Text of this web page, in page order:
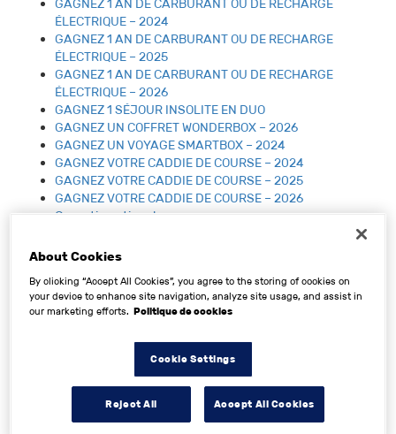
GAGNEZ 1 AN DE CARBURANT OU DE RECHARGE
ÉLECTRIQUE – 2024
GAGNEZ 1 AN DE CARBURANT OU DE RECHARGE
ÉLECTRIQUE – 2025
GAGNEZ 1 AN DE CARBURANT OU DE RECHARGE
ÉLECTRIQUE – 2026
GAGNEZ 1 SÉJOUR INSOLITE EN DUO
GAGNEZ UN COFFRET WONDERBOX – 2026
GAGNEZ UN VOYAGE SMARTBOX – 2024
GAGNEZ VOTRE CADDIE DE COURSE – 2024
GAGNEZ VOTRE CADDIE DE COURSE – 2025
GAGNEZ VOTRE CADDIE DE COURSE – 2026
Garantie nationale
Grand Jeu Top Garage Classic – Jusqu’à 3 000 € à
La loi montagne
Les offres du moment
Liste des participants – Les offres du moment
Mécanique et diagnostics
Meilleur Atelier de France Top Garage
Mentions légales
Offres d’emploi
Plan du site
Pneumatique et tenue de route
About Cookies
By clicking “Accept All Cookies”, you agree to the storing of cookies on
your device to enhance site navigation, analyze site usage, and assist in
our marketing efforts. Politique de cookies
Cookie Settings
Reject All Accept All Cookies